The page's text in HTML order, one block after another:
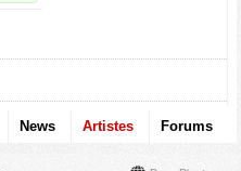
News Artistes Forums